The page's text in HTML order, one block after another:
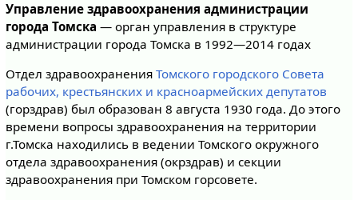
Управление здравоохранения администрации
города Томска — орган управления в структуре
администрации города Томска в 1992—2014 годах
Отдел здравоохранения Томского городского Совета
рабочих, крестьянских и красноармейских депутатов
(горздрав) был образован 8 августа 1930 года. До этого
времени вопросы здравоохранения на территории
г.Томска находились в ведении Томского окружного
отдела здравоохранения (окрздрав) и секции
здравоохранения при Томском горсовете.